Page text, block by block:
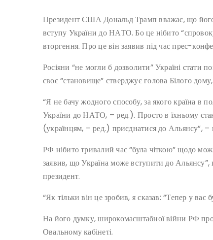
Президент США Дональд Трамп вважає, що
вступу України до НАТО. Бо це нібито
вторгення. Про це він заявив під час прес-
Росіяни “не могли б дозволити” Україні стати
своє “становище” стверджує голова Білого
“Я не бачу жодного способу, за якого країна в
України до НАТО, – ред.). Просто в їхньому
(українцям, – ред.) приєднатися до Альянсу”,
РФ нібито тривалий час “була чіткою” щодо
заявив, що Україна може вступити до
президент.
“Як тільки він це зробив, я сказав: “Тепер у
На його думку, широкомасштабної війни РФ
Овальному кабінеті.